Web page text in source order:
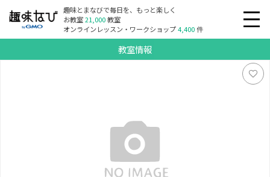
趣味とまなびで毎日を、もっと楽しく
お教室21,000教室
オンラインレッスン・ワークショップ4,400件
教室情報